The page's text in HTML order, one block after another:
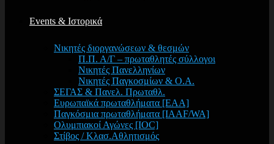
Events & Ιστορικά
Νικητές διοργανώσεων & θεσμών
Π.Π. Α/Γ – πρωταθλητές σύλλογοι
Νικητές Πανελληνίων
Νικητές Παγκοσμίων & Ο.Α.
ΣΕΓΑΣ & Πανελ. Πρωταθλ.
Ευρωπαϊκά πρωταθλήματα [EAA]
Παγκόσμια πρωταθλήματα [IAAF/WA]
Ολυμπιακοί Αγώνες [IOC]
Στίβος / Κλασ.Αθλητισμός